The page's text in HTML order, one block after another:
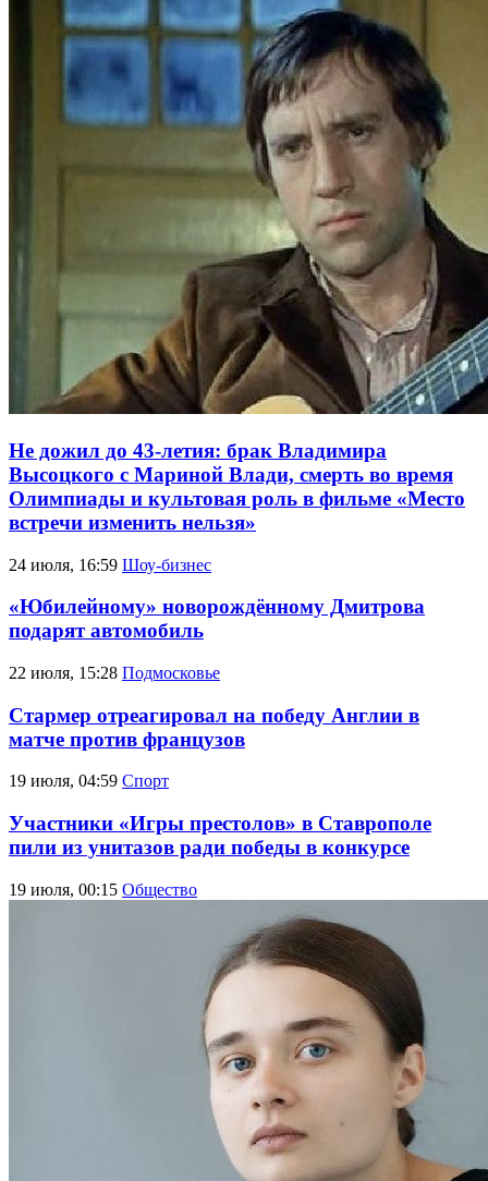
Не дожил до 43-летия: брак Владимира
Высоцкого с Мариной Влади, смерть во время
Олимпиады и культовая роль в фильме «Место
встречи изменить нельзя»
24 июля, 16:59 Шоу-бизнес
«Юбилейному» новорождённому Дмитрова
подарят автомобиль
22 июля, 15:28 Подмосковье
Стармер отреагировал на победу Англии в
матче против французов
19 июля, 04:59 Спорт
Участники «Игры престолов» в Ставрополе
пили из унитазов ради победы в конкурсе
19 июля, 00:15 Общество